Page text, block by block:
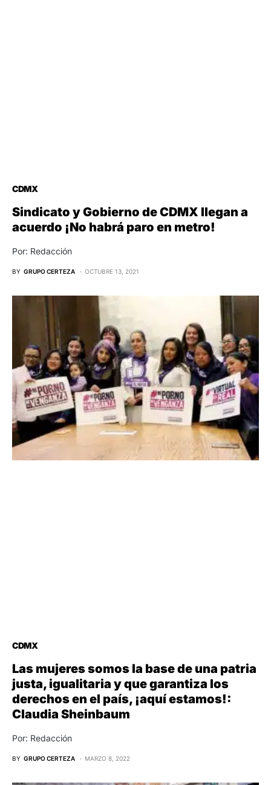
CDMX
Sindicato y Gobierno de CDMX llegan a
acuerdo ¡No habrá paro en metro!
Por: Redacción
BY GRUPO CERTEZA OCTUBRE 13, 2021
CDMX
Las mujeres somos la base de una patria
justa, igualitaria y que garantiza los
derechos en el país, ¡aquí estamos!:
Claudia Sheinbaum
Por: Redacción
BY GRUPO CERTEZA MARZO 8, 2022